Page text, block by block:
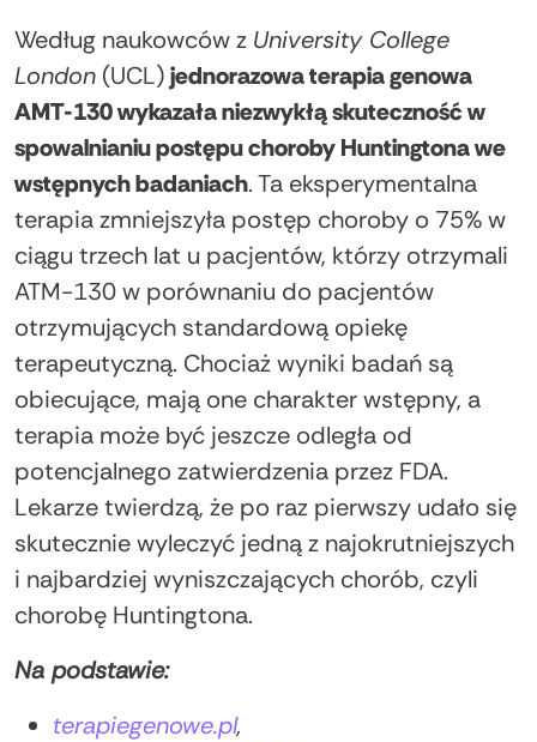
Według naukowców z University College
London (UCL)jednorazowa terapia genowa
AMT-130 wykazała niezwykłą skuteczność w
spowalnianiu postępu choroby Huntingtona we
wstępnych badaniach. Ta eksperymentalna
terapia zmniejszyła postęp choroby o 75% w
ciągu trzech lat u pacjentów, którzy otrzymali
ATM-130 w porównaniu do pacjentów
otrzymujących standardową opiekę
terapeutyczną. Chociaż wyniki badań są
obiecujące, mają one charakter wstępny, a
terapia może być jeszcze odległa od
potencjalnego zatwierdzenia przez FDA.
Lekarze twierdzą, że po raz pierwszy udało się
skutecznie wyleczyć jedną z najokrutniejszych
i najbardziej wyniszczających chorób, czyli
chorobę Huntingtona.
Na podstawie:
terapiegenowe.pl,